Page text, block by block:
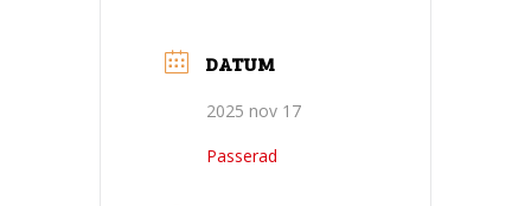
DATUM
2025 nov 17
Passerad